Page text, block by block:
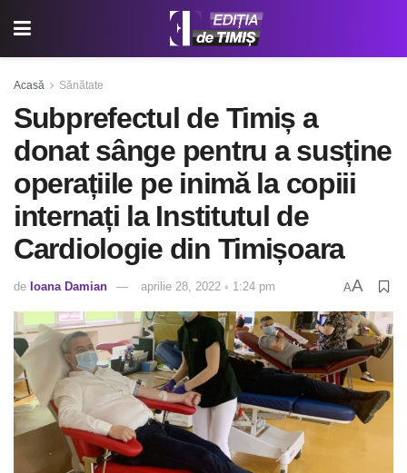
Acasă Sănătate
Subprefectul de Timiș a
donat sânge pentru a susține
operațiile pe inimă la copiii
internați la Institutul de
Cardiologie din Timișoara
de Ioana Damian aprilie 28, 2022 ◦ 1:24 pm AA